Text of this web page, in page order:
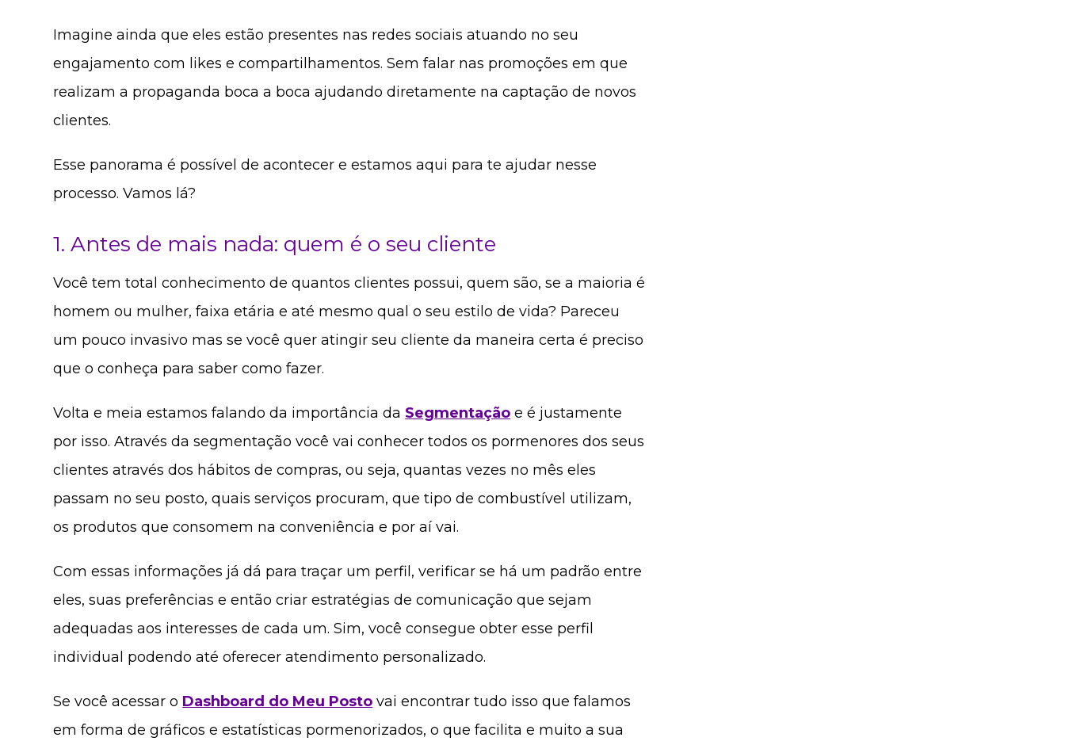
Imagine ainda que eles estão presentes nas redes sociais atuando no seu
engajamento com likes e compartilhamentos. Sem falar nas promoções em que
realizam a propaganda boca a boca ajudando diretamente na captação de novos
clientes.
Esse panorama é possível de acontecer e estamos aqui para te ajudar nesse
processo. Vamos lá?
1. Antes de mais nada: quem é o seu cliente
Você tem total conhecimento de quantos clientes possui, quem são, se a maioria é
homem ou mulher, faixa etária e até mesmo qual o seu estilo de vida? Pareceu
um pouco invasivo mas se você quer atingir seu cliente da maneira certa é preciso
que o conheça para saber como fazer.
Volta e meia estamos falando da importância da Segmentação e é justamente
por isso. Através da segmentação você vai conhecer todos os pormenores dos seus
clientes através dos hábitos de compras, ou seja, quantas vezes no mês eles
passam no seu posto, quais serviços procuram, que tipo de combustível utilizam,
os produtos que consomem na conveniência e por aí vai.
Com essas informações já dá para traçar um perfil, verificar se há um padrão entre
eles, suas preferências e então criar estratégias de comunicação que sejam
adequadas aos interesses de cada um. Sim, você consegue obter esse perfil
individual podendo até oferecer atendimento personalizado.
Se você acessar o Dashboard do Meu Posto vai encontrar tudo isso que falamos
em forma de gráficos e estatísticas pormenorizados, o que facilita e muito a sua